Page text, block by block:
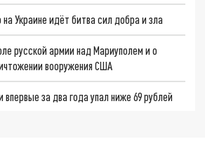
на Украине идёт битва сил добра и зла
русской армии над Мариуполем и о
вооружения США
впервые за два года упал ниже 69 рублей